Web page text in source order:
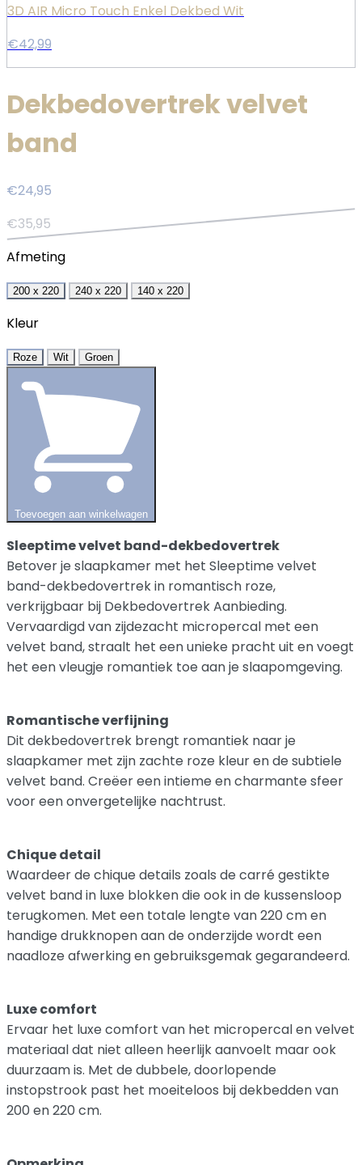
3D AIR Micro Touch Enkel Dekbed Wit
€42,99
Dekbedovertrek velvet
band
€24,95
€35,95
Afmeting
200 x 220 240 x 220 140 x 220
Kleur
Roze Wit Groen
Toevoegen aan winkelwagen
Sleeptime velvet band-dekbedovertrek
Betover je slaapkamer met het Sleeptime velvet
band-dekbedovertrek in romantisch roze,
verkrijgbaar bij Dekbedovertrek Aanbieding.
Vervaardigd van zijdezacht micropercal met een
velvet band, straalt het een unieke pracht uit en voegt
het een vleugje romantiek toe aan je slaapomgeving.
Romantische verfijning
Dit dekbedovertrek brengt romantiek naar je
slaapkamer met zijn zachte roze kleur en de subtiele
velvet band. Creëer een intieme en charmante sfeer
voor een onvergetelijke nachtrust.
Chique detail
Waardeer de chique details zoals de carré gestikte
velvet band in luxe blokken die ook in de kussensloop
terugkomen. Met een totale lengte van 220 cm en
handige drukknopen aan de onderzijde wordt een
naadloze afwerking en gebruiksgemak gegarandeerd.
Luxe comfort
Ervaar het luxe comfort van het micropercal en velvet
materiaal dat niet alleen heerlijk aanvoelt maar ook
duurzaam is. Met de dubbele, doorlopende
instopstrook past het moeiteloos bij dekbedden van
200 en 220 cm.